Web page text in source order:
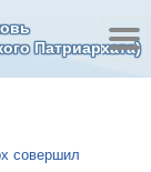
Патриархата)
совершил